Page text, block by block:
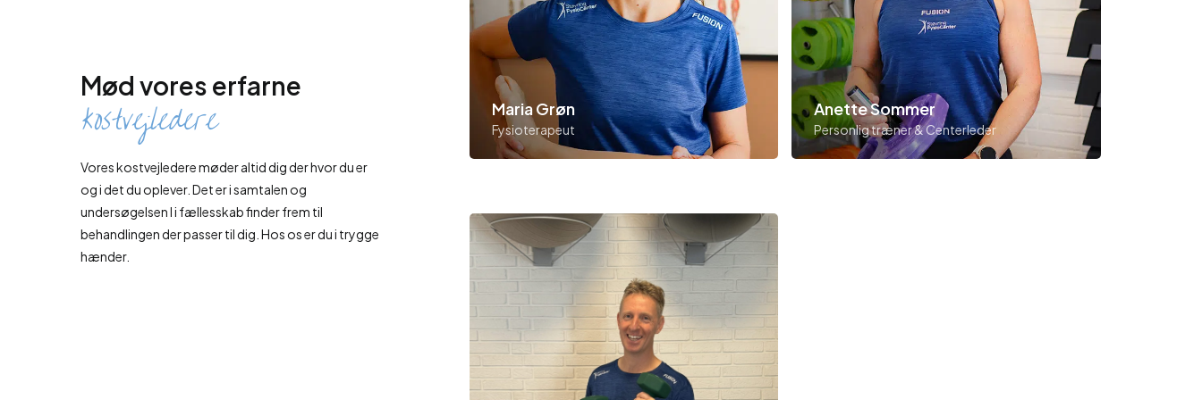
Mød vores erfarne
kostvejledere
Vores kostvejledere møder altid dig der hvor du er
og i det du oplever. Det er i samtalen og
undersøgelsen I i fællesskab finder frem til
behandlingen der passer til dig. Hos os er du i trygge
hænder.
Maria Grøn
Fysioterapeut
Anette Sommer
Personlig træner & Centerleder